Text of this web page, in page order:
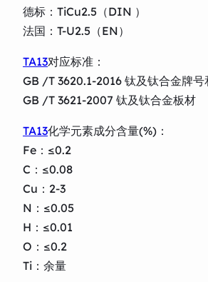
德标：TiCu2.5（DIN ）
法国：T-U2.5（EN）
TA13对应标准：
GB /T 3620.1-2016 钛及钛合金牌号
GB /T 3621-2007 钛及钛合金板材
TA13化学元素成分含量(%)：
Fe：≤0.2
C：≤0.08
Cu：2-3
N：≤0.05
H：≤0.01
O：≤0.2
Ti：余量